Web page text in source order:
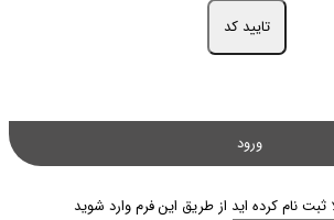
تایید کد
ورود
ثبت نام کرده اید از طریق این فرم وارد شوید